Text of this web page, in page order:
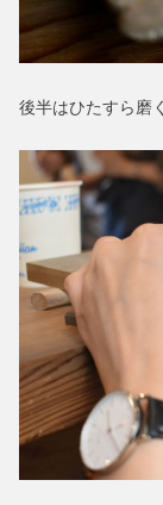
後半はひたすら磨